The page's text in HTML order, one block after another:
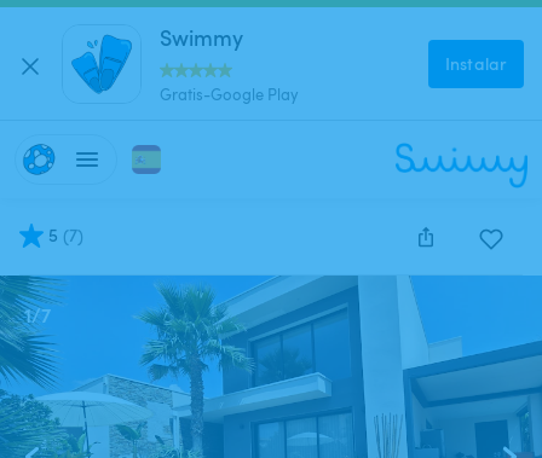
Swimmy
Gratis-Google Play
Instalar
5 (7)
1/7